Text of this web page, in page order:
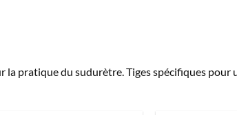
la pratique du sudurètre. Tiges spécifiques